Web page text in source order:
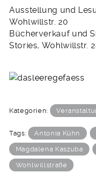
Ausstellung und
Wohlwillstr. 20
Bücherverkauf und
Stories, Wohlwillstr.
Kategorien:
Tags: Antonia Kühn
Magdalena Kaszuba
Wohlwillstraße